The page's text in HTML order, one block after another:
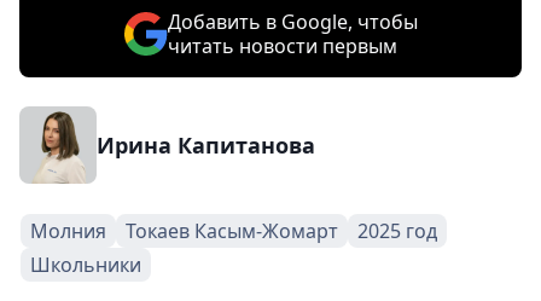
Добавить в Google, чтобы
читать новости первым
Ирина Капитанова
Молния Токаев Касым-Жомарт
2025 год
Школьники